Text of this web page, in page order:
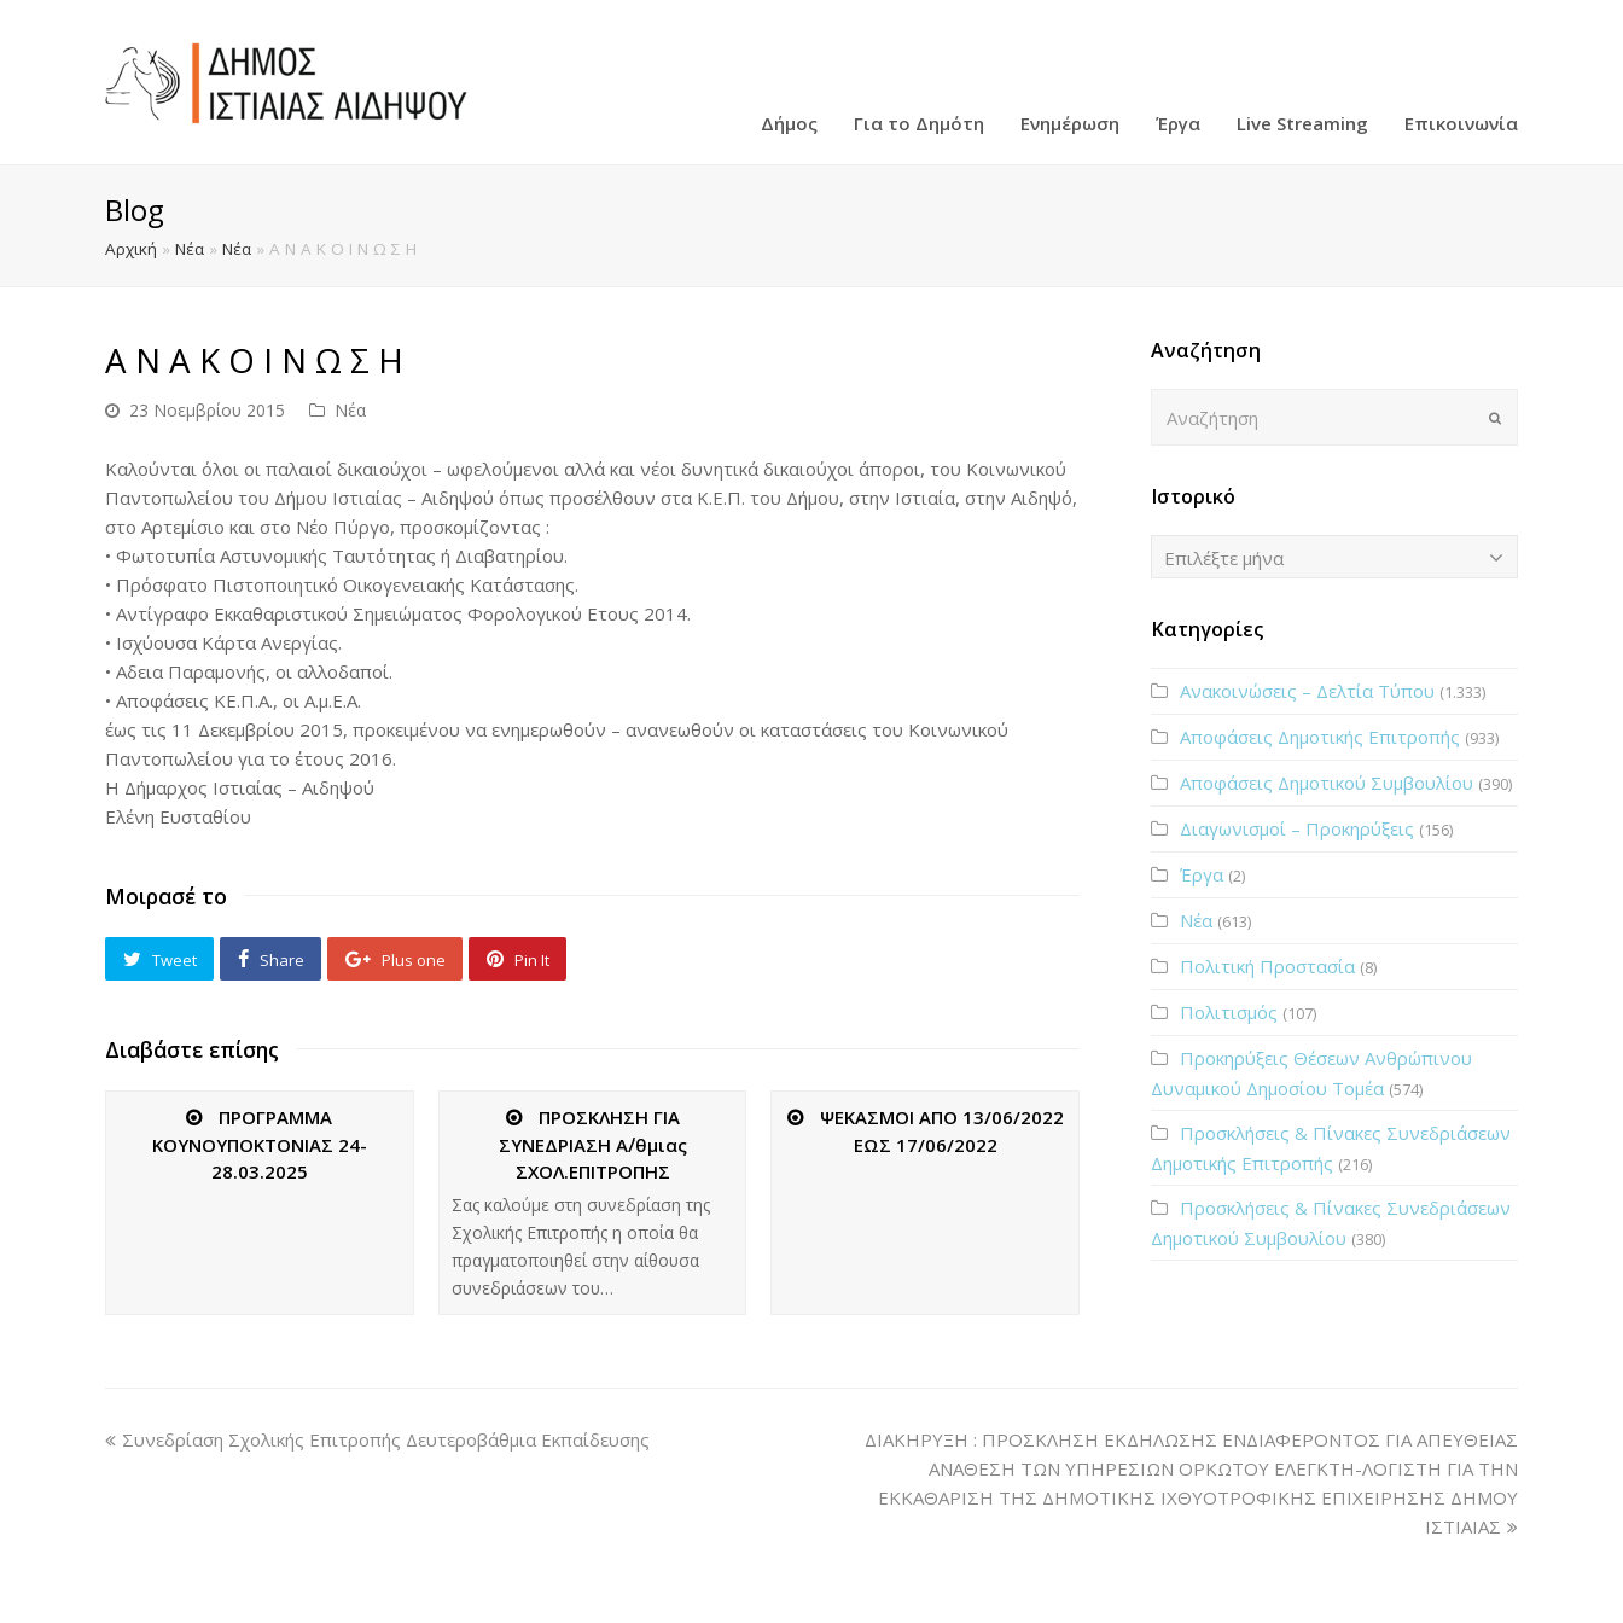
Δήμος Για το Δημότη Ενημέρωση Έργα Live Streaming Επικοινωνία
Blog
Αρχική » Νέα » Νέα » Α Ν Α Κ Ο Ι Ν Ω Σ Η
Α Ν Α Κ Ο Ι Ν Ω Σ Η
23 Νοεμβρίου 2015 Νέα
Καλούνται όλοι οι παλαιοί δικαιούχοι – ωφελούμενοι αλλά και νέοι δυνητικά δικαιούχοι άποροι, του Κοινωνικού
Παντοπωλείου του Δήμου Ιστιαίας – Αιδηψού όπως προσέλθουν στα Κ.Ε.Π. του Δήμου, στην Ιστιαία, στην Αιδηψό,
στο Αρτεμίσιο και στο Νέο Πύργο, προσκομίζοντας :
• Φωτοτυπία Αστυνομικής Ταυτότητας ή Διαβατηρίου.
• Πρόσφατο Πιστοποιητικό Οικογενειακής Κατάστασης.
• Αντίγραφο Εκκαθαριστικού Σημειώματος Φορολογικού Ετους 2014.
• Ισχύουσα Κάρτα Ανεργίας.
• Αδεια Παραμονής, οι αλλοδαποί.
• Αποφάσεις ΚΕ.Π.Α., οι Α.μ.Ε.Α.
έως τις 11 Δεκεμβρίου 2015, προκειμένου να ενημερωθούν – ανανεωθούν οι καταστάσεις του Κοινωνικού
Παντοπωλείου για το έτους 2016.
Η Δήμαρχος Ιστιαίας – Αιδηψού
Ελένη Ευσταθίου
Μοιρασέ το
Tweet Share Plus one Pin It
Διαβάστε επίσης
ΠΡΟΓΡΑΜΜΑ
ΚΟΥΝΟΥΠΟΚΤΟΝΙΑΣ 24-
28.03.2025
ΠΡΟΣΚΛΗΣΗ ΓΙΑ
ΣΥΝΕΔΡΙΑΣΗ Α΄/θμιας
ΣΧΟΛ.ΕΠΙΤΡΟΠΗΣ
Σας καλούμε στη συνεδρίαση της
Σχολικής Επιτροπής η οποία θα
πραγματοποιηθεί στην αίθουσα
συνεδριάσεων του…
ΨΕΚΑΣΜΟΙ ΑΠΟ 13/06/2022
ΕΩΣ 17/06/2022
Αναζήτηση
Ιστορικό
Ιστορικό
Επιλέξτε μήνα
Κατηγορίες
Ανακοινώσεις – Δελτία Τύπου (1.333)
Αποφάσεις Δημοτικής Επιτροπής (933)
Αποφάσεις Δημοτικού Συμβουλίου (390)
Διαγωνισμοί – Προκηρύξεις (156)
Έργα (2)
Νέα (613)
Πολιτική Προστασία (8)
Πολιτισμός (107)
Προκηρύξεις Θέσεων Ανθρώπινου
Δυναμικού Δημοσίου Τομέα (574)
Προσκλήσεις & Πίνακες Συνεδριάσεων
Δημοτικής Επιτροπής (216)
Προσκλήσεις & Πίνακες Συνεδριάσεων
Δημοτικού Συμβουλίου (380)
Συνεδρίαση Σχολικής Επιτροπής Δευτεροβάθμια Εκπαίδευσης
ΔΙΑΚΗΡΥΞΗ : ΠΡΟΣΚΛΗΣΗ ΕΚΔΗΛΩΣΗΣ ΕΝΔΙΑΦΕΡΟΝΤΟΣ ΓΙΑ ΑΠΕΥΘΕΙΑΣ
ΑΝΑΘΕΣΗ ΤΩΝ ΥΠΗΡΕΣΙΩΝ ΟΡΚΩΤΟΥ ΕΛΕΓΚΤΗ-ΛΟΓΙΣΤΗ ΓΙΑ ΤΗΝ
ΕΚΚΑΘΑΡΙΣΗ ΤΗΣ ΔΗΜΟΤΙΚΗΣ ΙΧΘΥΟΤΡΟΦΙΚΗΣ ΕΠΙΧΕΙΡΗΣΗΣ ΔΗΜΟΥ
ΙΣΤΙΑΙΑΣ